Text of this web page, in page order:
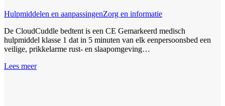
Hulpmiddelen en aanpassingenZorg en informatie
De CloudCuddle bedtent is een CE Gemarkeerd medisch
hulpmiddel klasse 1 dat in 5 minuten van elk eenpersoonsbed een
veilige, prikkelarme rust- en slaapomgeving…
Lees meer